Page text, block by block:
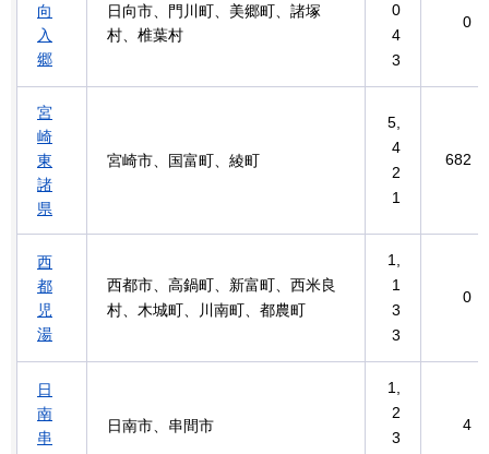
向
入
郷
日向市、門川町、美郷町、諸塚
村、椎葉村
0
4
3
0
宮
崎
東
諸
県
宮崎市、国富町、綾町
5,
4
2
1
682
西
都
児
湯
西都市、高鍋町、新富町、西米良
村、木城町、川南町、都農町
1,
1
3
3
0
日
南
串
日南市、串間市
1,
2
3
4